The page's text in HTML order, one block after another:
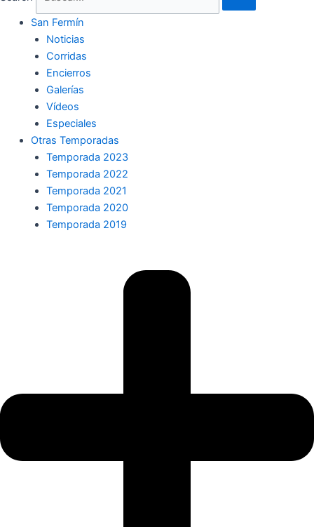
San Fermín
Noticias
Corridas
Encierros
Galerías
Vídeos
Especiales
Otras Temporadas
Temporada 2023
Temporada 2022
Temporada 2021
Temporada 2020
Temporada 2019